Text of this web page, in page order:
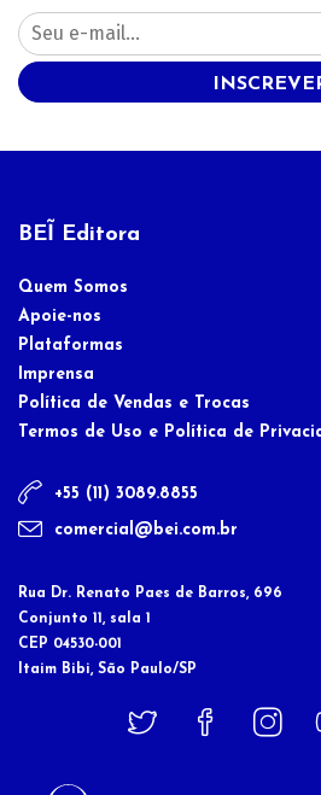
BEĨ Editora
Quem Somos
Apoie-nos
Plataformas
Imprensa
Política de Vendas e Trocas
Termos de Uso e Política de
+55 (11) 3089.8855
comercial@bei.com.br
Rua Dr. Renato Paes de Barros, 696
Conjunto 11, sala 1
CEP 04530-001
Itaim Bibi, São Paulo/SP